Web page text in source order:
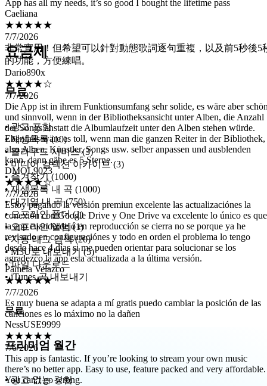
★★★★★
7/7/2026
非常實用！但希望可以針對動態歌詞逐句重複，以及前5秒後5
的功能，方便練唱。
Dario890x
★★★★☆
7/7/2026
Die App ist in ihrem Funktionsumfang sehr solide, es wäre aber
und sinnvoll, wenn in der Bibliotheksansicht unter Alben, die Anzahl
der Songs anstatt die Albumlaufzeit unter den Alben stehen würde.
Ebenfalls wäre es toll, wenn man die ganzen Reiter in der Bibliothek,
also Alben, Künstler, Songs usw. selber anpassen und ausblenden
kann, dann gäbe es 5 Sterne.
DMOL9023
★★★★☆
7/7/2026
Estoy pagando la versión premiun excelente las actualizaciónes la
conexión con Google Drive y One Drive va excelente lo único es que
la app cuando dejó en reproducción se cierra no se porque ya he
revisado en configuraciónes y todo en orden el problema lo tengo
desde hace 4 días si me pueden orientar para solucionar se los
agradezco la app esta actualizada a la última versión.
Pamela Velazco
★★★★★
7/7/2026
Es muy buena se adapta a mí gratis puedo cambiar la posición de las
canciones es lo máximo no la dañen
NessUSE9999
★★★★★
7/6/2026
This app is fantastic. If you’re looking to stream your own music
there’s no better app. Easy to use, feature packed and very affordable.
You can’t go wrong.
Snoayze
★★★★★
요금제
무료
• 광고 포함
• 재생목록 (10)
• 클라우드 서비스 (3)
• 미디어 컬렉션 아카이브 (3)
• 즐겨찾기 (1000)
• 재생목록 내 곡 (1000)
• 대기열 내 곡 (750)
• 오프라인 폴더 (1)
• 오프라인 앨범 (1)
• 자동 태그 검색 (20)
• M3U로 내보내기 (5)
• 파일 다운로드
• iTunes 곡 내보내기
무료
프리미엄 월간
• 광고 없는 경험